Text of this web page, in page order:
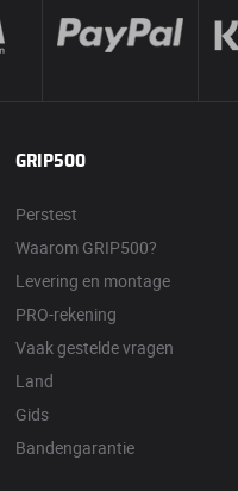
GRIP500
Perstest
Waarom GRIP500?
Levering en montage
PRO-rekening
Vaak gestelde vragen
Land
Gids
Bandengarantie